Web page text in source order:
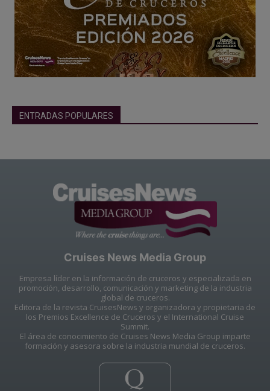
ENTRADAS POPULARES
Cruises News Media Group
Empresa líder en la información de cruceros y especializada en
promoción, desarrollo, comunicación y marketing de la industria
global de cruceros.
Editora de la revista CruisesNews y organizadora y propietaria de
los Premios Excellence de Cruceros y el International Cruise
Summit.
El área de conocimiento de Cruises News Media Group imparte
formación y asesora sobre la industria mundial de cruceros.